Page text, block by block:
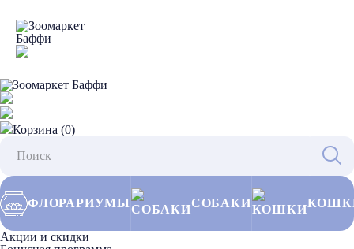
Корзина (0)
ФЛОРАРИУМЫ СОБАКИ
Акции и скидки